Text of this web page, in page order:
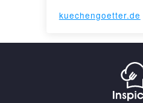
kuechengoetter.de